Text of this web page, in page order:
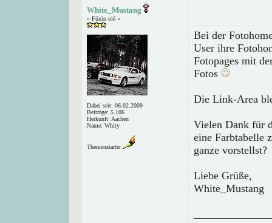
White_Mustang
» Füxin olé «
Dabei seit: 06.02.2009
Beiträge: 5.106
Herkunft: Aachen
Name: Whity
Themenstarter
Bei der
User ihre
Fotopages mit
Fotos
Die Link-Area
Vielen Dank für
eine Farbtabelle
ganze vorstellst?
Liebe Grüße,
White_Mustang